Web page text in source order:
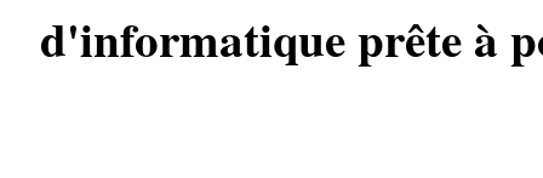
d'informatique prête à